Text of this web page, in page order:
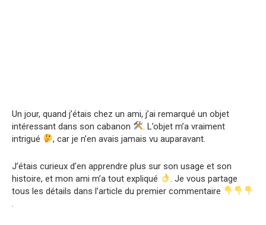
Un jour, quand j’étais chez un ami, j’ai remarqué un objet
intéressant dans son cabanon
. L’objet m’a vraiment
intrigué
, car je n’en avais jamais vu auparavant.
J’étais curieux d’en apprendre plus sur son usage et son
histoire, et mon ami m’a tout expliqué
. Je vous partage
tous les détails dans l’article du premier commentaire
.